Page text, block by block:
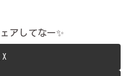
アしてなー✨
X